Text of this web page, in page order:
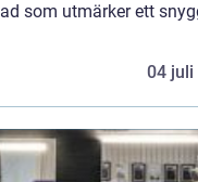
som utmärker ett
04 juli